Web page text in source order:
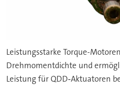
Leistungsstarke Torque-
Drehmomentdichte und
Leistung für QDD‑Aktuatoren